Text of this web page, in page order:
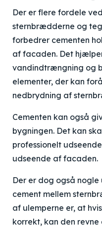
Der er flere fordele
sternbrædderne og
forbedrer cementen
af ​​facaden. Det
vandindtrængning og
elementer, der kan
nedbrydning af
Cementen kan også
bygningen. Det kan
professionelt
udseende af facaden.
Der er dog også
cement mellem
af ulemperne er, at
korrekt, kan den